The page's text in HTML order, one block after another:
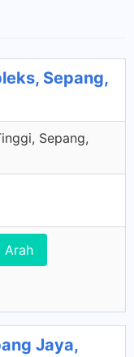
Sepang,
Sepang,
Arah
Jaya,